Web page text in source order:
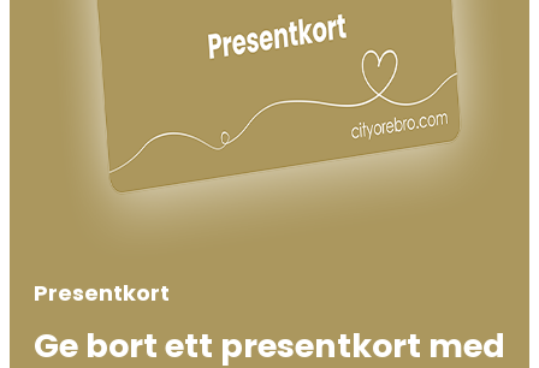
Presentkort
Ge bort ett presentkort med